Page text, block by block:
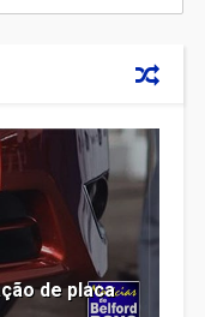
de placa